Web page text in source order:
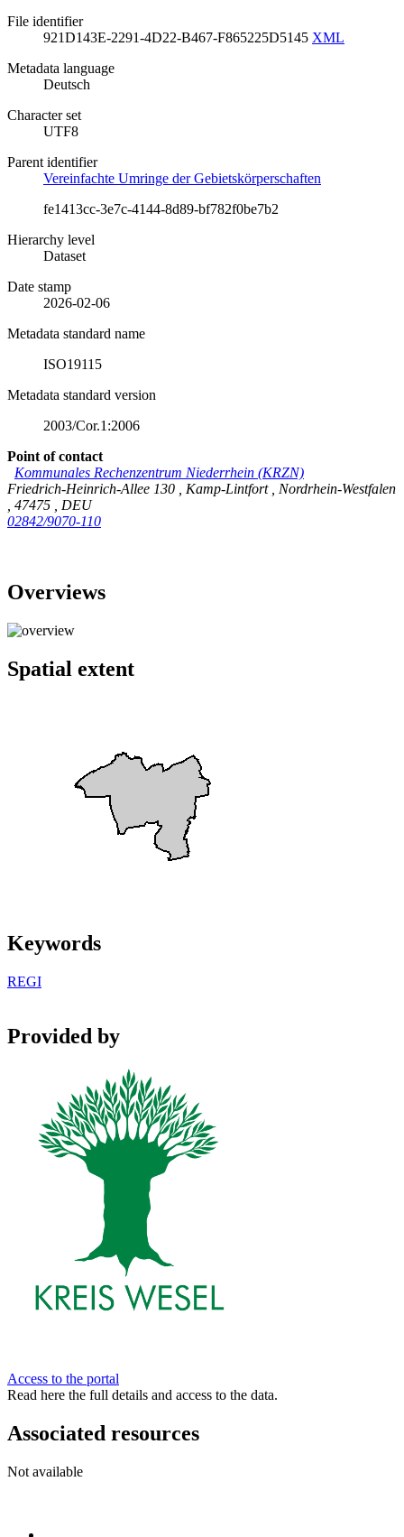
File identifier
921D143E-2291-4D22-B467-F865225D5145 XML
Metadata language
Deutsch
Character set
UTF8
Parent identifier
Vereinfachte Umringe der Gebietskörperschaften
fe1413cc-3e7c-4144-8d89-bf782f0be7b2
Hierarchy level
Dataset
Date stamp
2026-02-06
Metadata standard name
ISO19115
Metadata standard version
2003/Cor.1:2006
Point of contact
Kommunales Rechenzentrum Niederrhein (KRZN)
Friedrich-Heinrich-Allee 130 , Kamp-Lintfort , Nordrhein-Westfalen
, 47475 , DEU
02842/9070-110
Overviews
Spatial extent
Keywords
REGI
Provided by
Access to the portal
Read here the full details and access to the data.
Associated resources
Not available